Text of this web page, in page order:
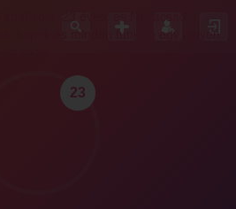
23